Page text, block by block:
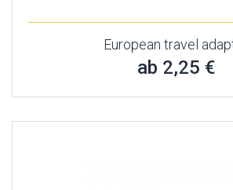
European travel
ab 2,25 €